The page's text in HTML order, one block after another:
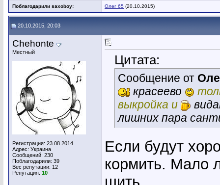
Поблагодарили saxoboy: Олег 65 (20.10.2015)
20.10.2015, 20:03
Chehonte
Местный
Регистрация: 23.08.2014
Адрес: Украина
Сообщений: 230
Поблагодарили: 39
Вес репутации: 12
Репутация: 10
Цитата:
Сообщение от
красеево
выкройка и
лишних пара
Если будут
кормить. Мало